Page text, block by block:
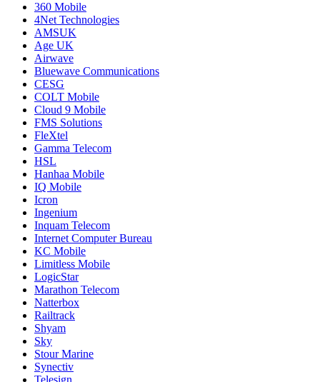
360 Mobile
4Net Technologies
AMSUK
Age UK
Airwave
Bluewave Communications
CESG
COLT Mobile
Cloud 9 Mobile
FMS Solutions
FleXtel
Gamma Telecom
HSL
Hanhaa Mobile
IQ Mobile
Icron
Ingenium
Inquam Telecom
Internet Computer Bureau
KC Mobile
Limitless Mobile
LogicStar
Marathon Telecom
Natterbox
Railtrack
Shyam
Sky
Stour Marine
Synectiv